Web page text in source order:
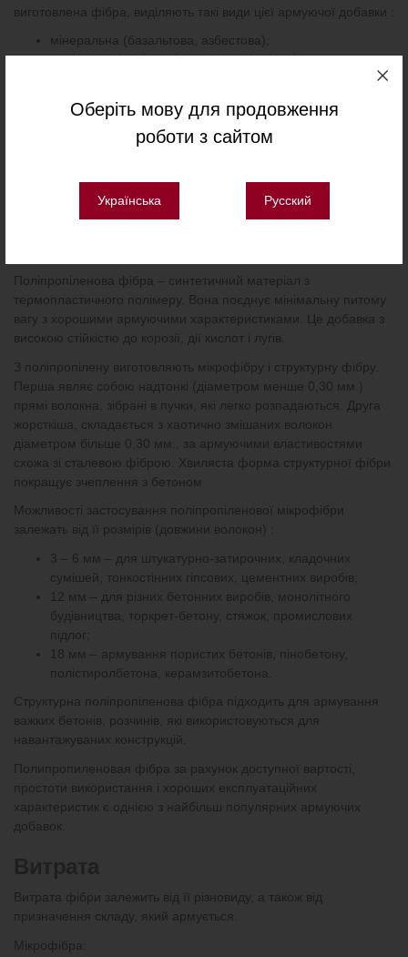
виготовлена фібра, виділяють такі види цієї армуючої добавки :
мінеральна (базальтова, азбестова);
полімерна (поліпропіленова, поліамідна);
целюлозна
Також за типом армування розрізняють мікрофібру
діаметром менше 0,30 мм.) і структурну (конструкційну) фібру
(діаметром більше 0,3 мм.).
Поліпропіленова фібра – синтетичний матеріал з
термопластичного полімеру. Вона поєднує мінімальну питому
вагу з хорошими армуючими характеристиками. Це добавка з
високою стійкістю до корозії, дії кислот і лугів.
З поліпропілену виготовляють мікрофібру і структурну фібру.
Перша являє собою надтонкі (діаметром менше 0,30 мм.)
прямі волокна, зібрані в пучки, які легко розпадаються. Друга
жорсткіша, складається з хаотично змішаних волокон
діаметром більше 0,30 мм., за армуючими властивостями
схожа зі сталевою фіброю. Хвиляста форма структурної фібри
покращує зчеплення з бетоном
Можливості застосування поліпропіленової мікрофібри
залежать від її розмірів (довжини волокон) :
3 – 6 мм – для штукатурно-затирочних, кладочних
сумішей, тонкостінних гіпсових, цементних виробів;
12 мм – для різних бетонних виробів, монолітного
будівництва, торкрет-бетону, стяжок, промислових
підлог;
18 мм – армування пористих бетонів, пінобетону,
полістиролбетона, керамзитобетона.
Структурна поліпропіленова фібра підходить для армування
важких бетонів, розчинів, які використовуються для
навантажуваних конструкцій.
Полипропиленовая фібра за рахунок доступної вартості,
простоти використання і хороших експлуатаційних
характеристик є однією з найбільш популярних армуючих
добавок.
Витрата фібри залежить від її різновиду, а також від
призначення складу, який армується.
Мікрофібра:
Оберіть мову для продовження
роботи з сайтом
Українська Русский